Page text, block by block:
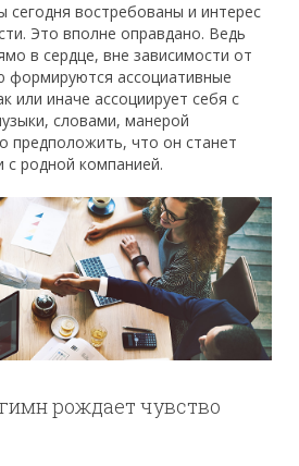
сегодня востребованы и интерес
Это вполне оправдано. Ведь
в сердце, вне зависимости от
формируются ассоциативные
или иначе ассоциирует себя с
словами, манерой
предположить, что он станет
с родной компанией.
рождает чувство